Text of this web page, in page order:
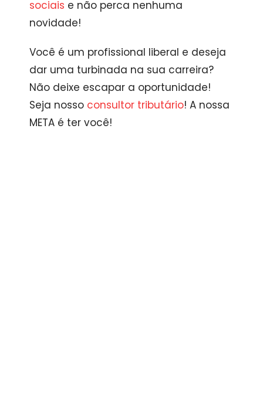
sociais e não perca nenhuma
novidade!
Você é um profissional liberal e deseja
dar uma turbinada na sua carreira?
Não deixe escapar a oportunidade!
Seja nosso consultor tributário! A nossa
META é ter você!